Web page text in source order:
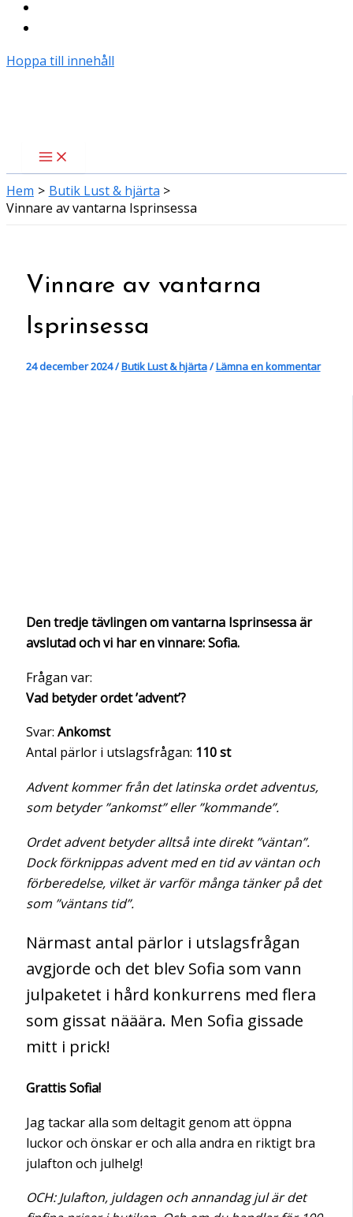
Hoppa till innehåll
Hem
Butik Lust & hjärta
Vinnare av vantarna Isprinsessa
Vinnare av vantarna
Isprinsessa
24 december 2024/Butik Lust & hjärta/Lämna en kommentar
Den tredje tävlingen om vantarna Isprinsessa är
avslutad och vi har en vinnare: Sofia.
Frågan var:
Vad betyder ordet ’advent’?
Svar: Ankomst
Antal pärlor i utslagsfrågan: 110 st
Advent kommer från det latinska ordet adventus,
som betyder ”ankomst” eller ”kommande”.
Ordet advent betyder alltså inte direkt ”väntan”.
Dock förknippas advent med en tid av väntan och
förberedelse, vilket är varför många tänker på det
som ”väntans tid”.
Närmast antal pärlor i utslagsfrågan
avgjorde och det blev Sofia som vann
julpaketet i hård konkurrens med flera
som gissat nääära. Men Sofia gissade
mitt i prick!
Grattis Sofia!
Jag tackar alla som deltagit genom att öppna
luckor och önskar er och alla andra en riktigt bra
julafton och julhelg!
OCH: Julafton, juldagen och annandag jul är det